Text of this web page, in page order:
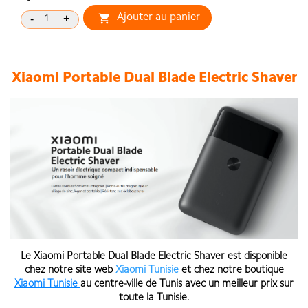
 Ajouter au panier
Xiaomi Portable Dual Blade Electric Shaver
Le Xiaomi Portable Dual Blade Electric Shaver est disponible
chez notre site web Xiaomi Tunisieet chez notre boutique
Xiaomi Tunisie au centre-ville de Tunis avec un meilleur prix sur
toute la Tunisie.